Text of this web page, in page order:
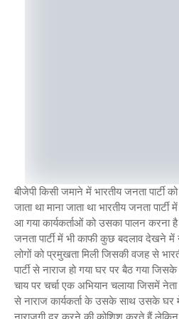
बीजेपी किसी जमाने में भारतीय जनता पार्टी
जाता था माना जाता था भारतीय जनता
आ गया कार्यकर्ताओं को उसका पालन करना
जनता पार्टी में भी काफी कुछ बदलाव देखने
लोगों को प्रमुखता मिली जिसकी वजह से
पार्टी से नाराज हो गया घर पर बैठ गया
चाय पर चर्चा एक अभियान चलाया जिसमें
से नाराज कार्यकर्ता के उसके साथ उसके